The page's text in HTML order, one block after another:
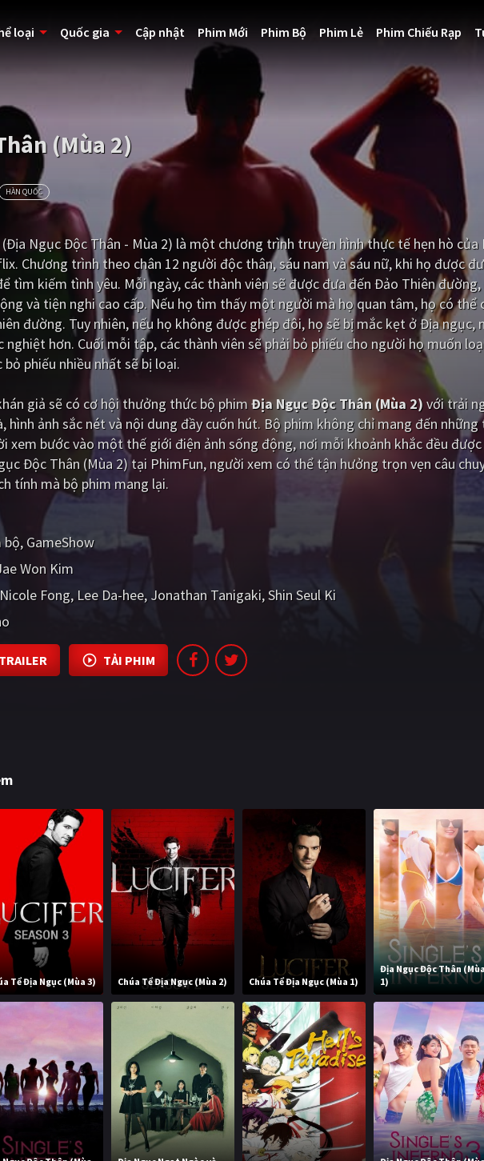
loại Quốc gia Cập nhật Phim Mới Phim Bộ Phim Lẻ Phim Chiếu Rạp
(Mùa 2)
HÀN QUỐC
Ngục Độc Thân - Mùa 2) là một chương trình truyền hình thực tế hẹn hò của
Chương trình theo chân 12 người độc thân, sáu nam và sáu nữ, khi họ được
tìm kiếm tình yêu. Mỗi ngày, các thành viên sẽ được đưa đến Đảo Thiên
và tiện nghi cao cấp. Nếu họ tìm thấy một người mà họ quan tâm, họ có thể
đường. Tuy nhiên, nếu họ không được ghép đôi, họ sẽ bị mắc kẹt ở Địa ngục,
hơn. Cuối mỗi tập, các thành viên sẽ phải bỏ phiếu cho người họ muốn
phiếu nhiều nhất sẽ bị loại.
giả sẽ có cơ hội thưởng thức bộ phimĐịa Ngục Độc Thân (Mùa 2)với trải
ảnh sắc nét và nội dung đầy cuốn hút. Bộ phim không chỉ mang đến
xem bước vào một thế giới điện ảnh sống động, nơi mỗi khoảnh khắc đều
Độc Thân (Mùa 2) tại PhimFun, người xem có thể tận hưởng trọn vẹn câu
tính mà bộ phim mang lại.
bộ GameShow
Won Kim
Nicole Fong Lee Da-hee Jonathan Tanigaki Shin Seul Ki
TRAILER TẢI PHIM
Tể Địa Ngục (Mùa 3) Chúa Tể Địa Ngục (Mùa 2) Chúa Tể Địa Ngục (Mùa 1)
Địa Ngục Độc Thân (Mùa
1)